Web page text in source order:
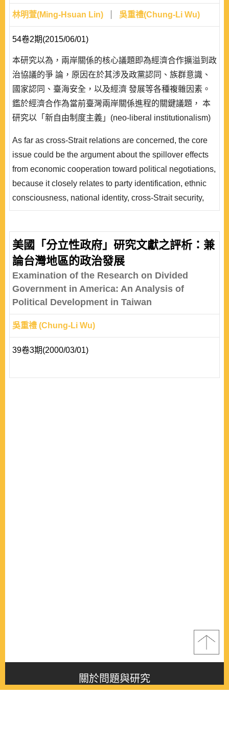
林明萱(Ming-Hsuan Lin) 吳重禮(Chung-Li Wu)
54卷2期(2015/06/01)
本研究以為，兩岸關係的核心議題即為經濟合作擴溢到政
治協議的爭 論，原因在於其涉及政黨認同、族群意識、
國家認同、臺海安全，以及經濟 發展等各種複雜因素。
鑑於經濟合作為當前臺灣兩岸關係進程的關鍵議題， 本
研究以「新自由制度主義」(neo-liberal institutionalism)
架構協議」(Economic Cooperation Framework
Agreement, ECFA)之後，臺灣民眾..
As far as cross-Strait relations are concerned, the core
issue could be the argument about the spillover effects
from economic cooperation toward political negotiations,
because it closely relates to party identification, ethnic
consciousness, national identity, cross-Strait security,
and economic development. In light of the critical
employs neo-liberal institutionalism as the theoretical
framework, and examines the impact of the Economic
美國「分立性政府」研究文獻之評析：兼
論台灣地區的政治發展
Examination of the Research on Divided
Government in America: An Analysis of
Political Development in Taiwan
吳重禮 (Chung-Li Wu)
39卷3期(2000/03/01)
關於問題與研究
About this journal